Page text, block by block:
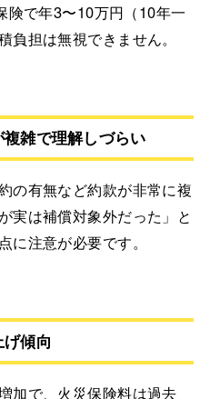
険で年3〜10万円（10年一
担は無視できません。
雑で理解しづらい
の有無など約款が非常に複
実は補償対象外だった」と
に注意が必要です。
傾向
加で、火災保険料は過去